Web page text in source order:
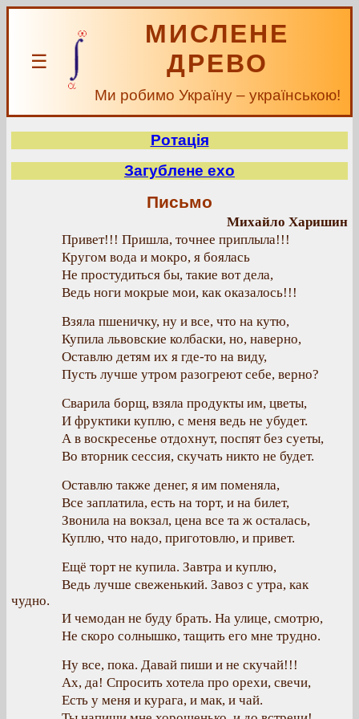
☰
МИСЛЕНЕ
ДРЕВО
Ми робимо Україну – українською!
Ротація
Загублене ехо
Письмо
Михайло Харишин
Привет!!! Пришла, точнее приплыла!!!
Кругом вода и мокро, я боялась
Не простудиться бы, такие вот дела,
Ведь ноги мокрые мои, как оказалось!!!
Взяла пшеничку, ну и все, что на кутю,
Купила львовские колбаски, но, наверно,
Оставлю детям их я где-то на виду,
Пусть лучше утром разогреют себе, верно?
Сварила борщ, взяла продукты им, цветы,
И фруктики куплю, с меня ведь не убудет.
А в воскресенье отдохнут, поспят без суеты,
Во вторник сессия, скучать никто не будет.
Оставлю также денег, я им поменяла,
Все заплатила, есть на торт, и на билет,
Звонила на вокзал, цена все та ж осталась,
Куплю, что надо, приготовлю, и привет.
Ещё торт не купила. Завтра и куплю,
Ведь лучше свеженький. Завоз с утра, как
чудно.
И чемодан не буду брать. На улице, смотрю,
Не скоро солнышко, тащить его мне трудно.
Ну все, пока. Давай пиши и не скучай!!!
Ах, да! Спросить хотела про орехи, свечи,
Есть у меня и курага, и мак, и чай.